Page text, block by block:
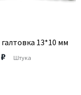
13*10 мм
Штука